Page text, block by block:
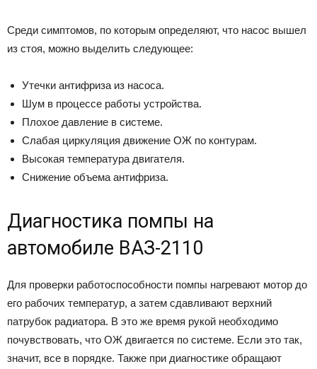
Среди симптомов, по которым определяют, что насос вышел
из стоя, можно выделить следующее:
Утечки антифриза из насоса.
Шум в процессе работы устройства.
Плохое давление в системе.
Слабая циркуляция движение ОЖ по контурам.
Высокая температура двигателя.
Снижение объема антифриза.
Диагностика помпы на
автомобиле ВАЗ-2110
Для проверки работоспособности помпы нагревают мотор до
его рабочих температур, а затем сдавливают верхний
патрубок радиатора. В это же время рукой необходимо
почувствовать, что ОЖ двигается по системе. Если это так,
значит, все в порядке. Также при диагностике обращают